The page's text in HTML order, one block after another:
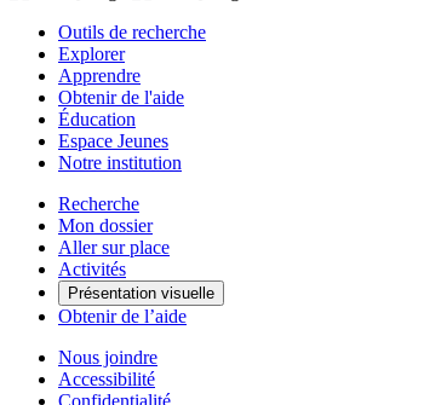
Outils de recherche
Explorer
Apprendre
Obtenir de l'aide
Éducation
Espace Jeunes
Notre institution
Recherche
Mon dossier
Aller sur place
Activités
Présentation visuelle
Obtenir de l’aide
Nous joindre
Accessibilité
Confidentialité